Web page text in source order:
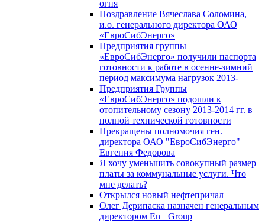
огня
Поздравление Вячеслава Соломина,
и.о. генерального директора ОАО
«ЕвроСибЭнерго»
Предприятия группы
«ЕвроСибЭнерго» получили паспорта
готовности к работе в осенне-зимний
период максимума нагрузок 2013-
Предприятия Группы
«ЕвроСибЭнерго» подошли к
отопительному сезону 2013-2014 гг. в
полной технической готовности
Прекращены полномочия ген.
директора ОАО "ЕвроСибЭнерго"
Евгения Федорова
Я хочу уменьшить совокупный размер
платы за коммунальные услуги. Что
мне делать?
Открылся новый нефтепричал
Олег Дерипаска назначен генеральным
директором En+ Group